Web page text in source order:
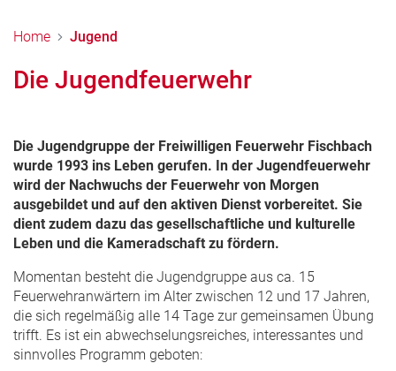
Home Jugend
Die Jugendfeuerwehr
Die Jugendgruppe der Freiwilligen Feuerwehr Fischbach
wurde 1993 ins Leben gerufen. In der Jugendfeuerwehr
wird der Nachwuchs der Feuerwehr von Morgen
ausgebildet und auf den aktiven Dienst vorbereitet. Sie
dient zudem dazu das gesellschaftliche und kulturelle
Leben und die Kameradschaft zu fördern.
Momentan besteht die Jugendgruppe aus ca. 15
Feuerwehranwärtern im Alter zwischen 12 und 17 Jahren,
die sich regelmäßig alle 14 Tage zur gemeinsamen Übung
trifft. Es ist ein abwechselungsreiches, interessantes und
sinnvolles Programm geboten: